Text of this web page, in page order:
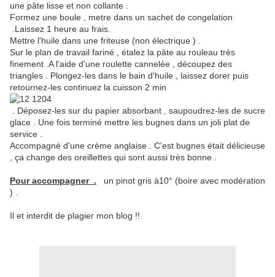
une pâte lisse et non collante .
Formez une boule , metre dans un sachet de congelation
.Laissez 1 heure au frais.
Mettre l'huile dans une friteuse (non électrique ) .
Sur le plan de travail fariné , étalez la pâte au rouleau très
finement .A l'aide d'une roulette cannelée , découpez des
triangles . Plongez-les dans le bain d'huile , laissez dorer puis
retournez-les continuez la cuisson 2 min
. Déposez-les sur du papier absorbant , saupoudrez-les de sucre
glace . Une fois terminé mettre les bugnes dans un joli plat de
service .
Accompagné d'une crème anglaise . C'est bugnes était délicieuse
, ça change des oreillettes qui sont aussi très bonne .
Pour accompagner . un pinot gris à10° (boire avec modération
) .
Il et interdit de plagier mon blog !!